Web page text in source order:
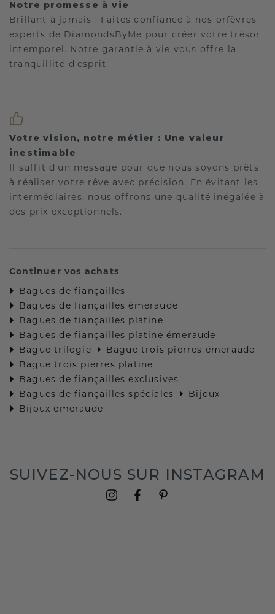
Notre promesse à vie
Brillant à jamais : Faites confiance à nos orfèvres
experts de DiamondsByMe pour créer votre trésor
intemporel. Notre garantie à vie vous offre la
tranquillité d'esprit.
Votre vision, notre métier : Une valeur
inestimable
Il suffit d'un message pour que nous soyons prêts
à réaliser votre rêve avec précision. En évitant les
intermédiaires, nous offrons une qualité inégalée à
des prix exceptionnels.
Continuer vos achats
Bagues de fiançailles
Bagues de fiançailles émeraude
Bagues de fiançailles platine
Bagues de fiançailles platine émeraude
Bague trilogie
Bague trois pierres émeraude
Bague trois pierres platine
Bagues de fiançailles exclusives
Bagues de fiançailles spéciales
Bijoux
Bijoux emeraude
SUIVEZ-NOUS SUR INSTAGRAM